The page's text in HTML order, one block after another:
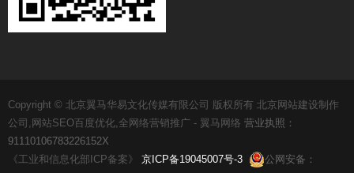
Copyright © 北京翼马华易文化传媒有限公司 版权所有 北京网站建设制作
公司,网站SEO百度优化,全网络营销推广 - 翼马网络 营业执照：
91110106783226152X
《工业和信息化部ICP备案》 京ICP备19045007号-3
公网安备：